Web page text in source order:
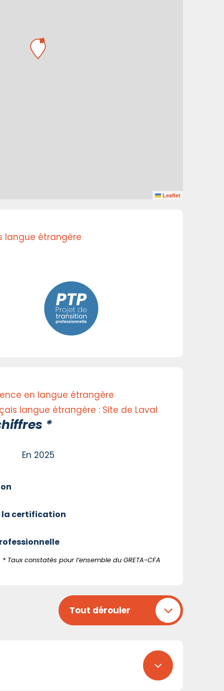
Leaflet
langue étrangère
en langue étrangère
langue étrangère : Site de Laval
*
En 2025
la certification
* Taux constatés pour l’ensemble du GRETA-CFA
Tout dérouler